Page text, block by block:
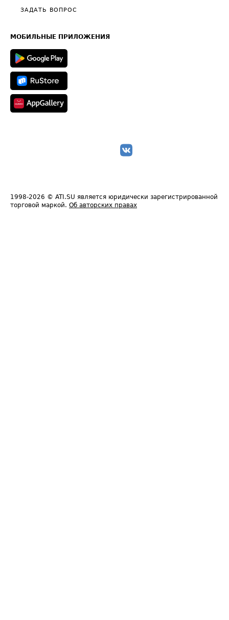
Общие положения
Полезное по перевозкам
Техническая информация
ЗАДАТЬ ВОПРОС
МОБИЛЬНЫЕ ПРИЛОЖЕНИЯ
1998-2026 © ATI.SU является юридически зарегистрированной
торговой маркой. Об авторских правах